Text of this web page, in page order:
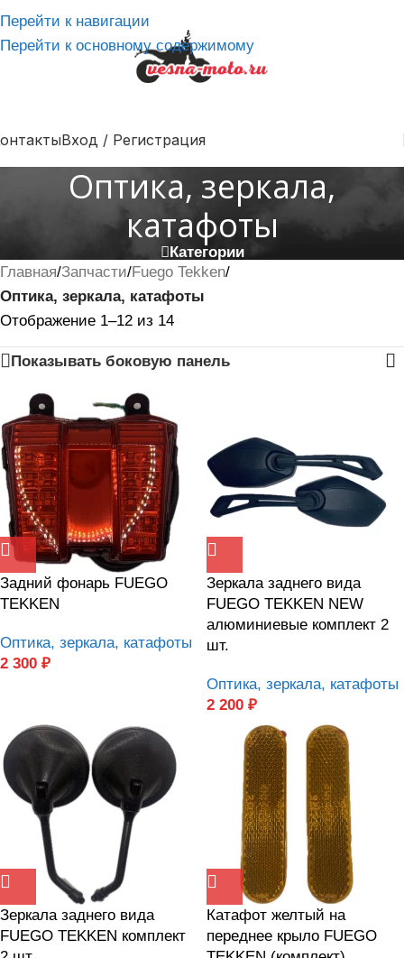
Перейти к навигации
Перейти к основному содержимому
Вход / Регистрация
Оптика, зеркала,
катафоты
Категории
Главная/Запчасти/Fuego Tekken/
Оптика, зеркала, катафоты
Отображение 1–12 из 14
Показывать боковую панель
Задний фонарь FUEGO
TEKKEN
Оптика, зеркала, катафоты
2 300 ₽
Зеркала заднего вида
FUEGO TEKKEN NEW
алюминиевые комплект 2
шт.
Оптика, зеркала, катафоты
2 200 ₽
Зеркала заднего вида
FUEGO TEKKEN комплект
Катафот желтый на
переднее крыло FUEGO